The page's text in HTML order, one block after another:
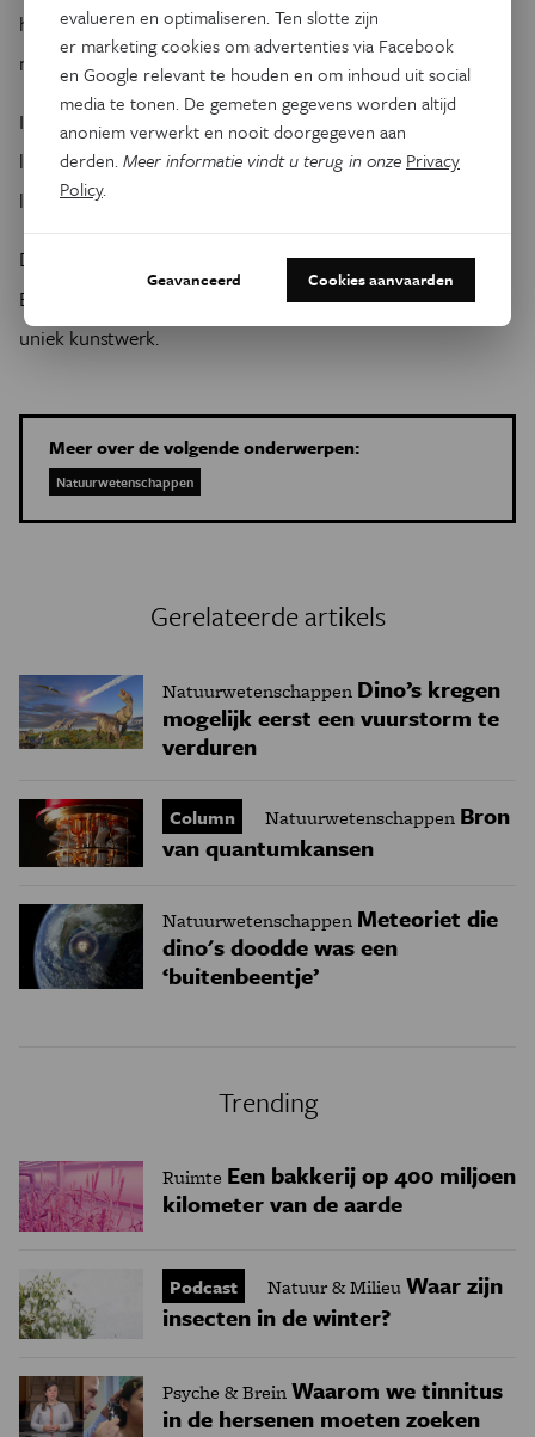
hoogleraar was te gast op ons Grijze Cellen-debat
muziek en het brein.
In het begin van mijn carrière lag de focus op het auditieve,
later heb ik ingezien dat een uitbreiding met het aspect
lijfelijkheid, de toestand van het lichaam, noodzakelijk was
De prijsuitreiking vindt plaats op 30 november 2015 in
Brussel. Naast de geldprijs ontvangen de laureaten een
uniek kunstwerk.
Meer over de volgende onderwerpen:
Natuurwetenschappen
Gerelateerde artikels
Natuurwetenschappen Dino’s kregen
mogelijk eerst een vuurstorm te
verduren
Column Natuurwetenschappen Bron
van quantumkansen
Natuurwetenschappen Meteoriet die
dino's doodde was een
‘buitenbeentje’
Trending
Ruimte Een bakkerij op 400 miljoen
kilometer van de aarde
Podcast Natuur & MilieuWaar zijn
insecten in de winter?
Psyche & BreinWaarom we tinnitus
in de hersenen moeten zoeken
evalueren en optimaliseren. Ten slotte zijn
er marketing cookies om advertenties via Facebook
en Google relevant te houden en om inhoud uit social
media te tonen. De gemeten gegevens worden altijd
anoniem verwerkt en nooit doorgegeven aan
derden.Meer informatie vindt u terug in onze Privacy
Policy.
Geavanceerd Cookies aanvaarden